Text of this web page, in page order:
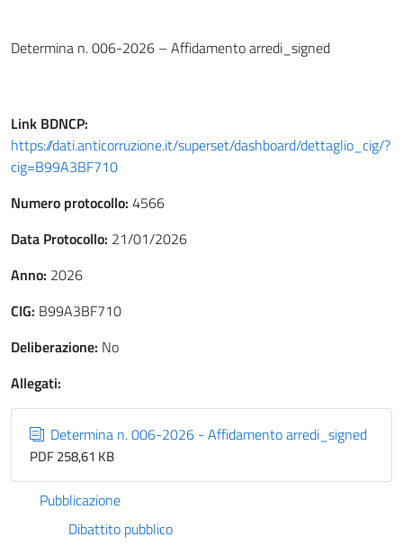
Determina n. 006-2026 – Affidamento arredi_signed
Link BDNCP:
https://dati.anticorruzione.it/superset/dashboard/dettaglio_cig/?
cig=B99A3BF710
Numero protocollo: 4566
Data Protocollo: 21/01/2026
Anno: 2026
CIG: B99A3BF710
Deliberazione: No
Allegati:
Determina n. 006-2026 - Affidamento arredi_signed
PDF 258,61 KB
Pubblicazione
Dibattito pubblico